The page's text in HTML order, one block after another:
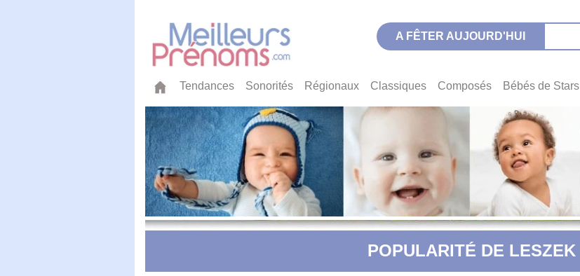
A FÊTER AUJOURD'HUI
Tendances Sonorités Régionaux Classiques Composés Bébés de Stars
POPULARITÉ DE LESZEK